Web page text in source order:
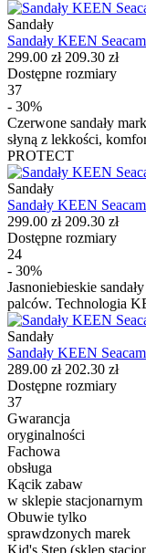
Sandały
Sandały KEEN
299.00 zł 209.30 zł
Dostępne rozmiary
37
- 30%
Czerwone sandały
słyną z lekkości,
PROTECT
Sandały
Sandały KEEN
299.00 zł 209.30 zł
Dostępne rozmiary
24
- 30%
Jasnoniebieskie
palców. Technologia
Sandały
Sandały KEEN
289.00 zł 202.30 zł
Dostępne rozmiary
37
Gwarancja
oryginalności
Fachowa
obsługa
Kącik zabaw
w sklepie stacjonarnym
Obuwie tylko
sprawdzonych marek
Kid's Step (sklep